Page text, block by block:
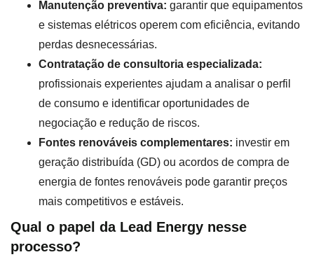
Manutenção preventiva: garantir que equipamentos
e sistemas elétricos operem com eficiência, evitando
perdas desnecessárias.
Contratação de consultoria especializada:
profissionais experientes ajudam a analisar o perfil
de consumo e identificar oportunidades de
negociação e redução de riscos.
Fontes renováveis complementares: investir em
geração distribuída (GD) ou acordos de compra de
energia de fontes renováveis pode garantir preços
mais competitivos e estáveis.
Qual o papel da Lead Energy nesse
processo?